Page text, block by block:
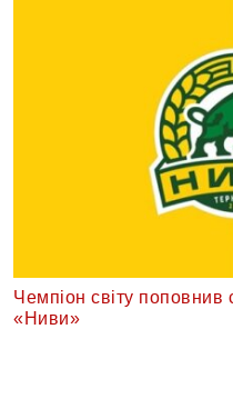
Чемпіон світу поповнив
«Ниви»